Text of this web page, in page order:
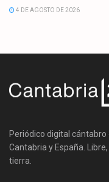
4 DE AGOSTO DE 2026
Periódico digital
Cantabria y España.
tierra.